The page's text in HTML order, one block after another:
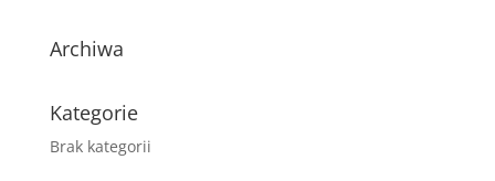
Archiwa
Kategorie
Brak kategorii